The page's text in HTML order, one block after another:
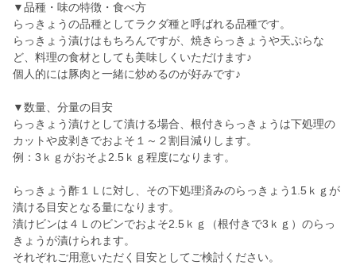
▼品種・味の特徴・食べ方
らっきょうの品種としてラクダ種と呼ばれる品種です。
らっきょう漬けはもちろんですが、焼きらっきょうや天ぷらな
ど、料理の食材としても美味しくいただけます♪
個人的には豚肉と一緒に炒めるのが好みです♪
▼数量、分量の目安
らっきょう漬けとして漬ける場合、根付きらっきょうは下処理の
カットや皮剥きでおよそ１～２割目減りします。
例：3ｋｇがおそよ2.5ｋｇ程度になります。
らっきょう酢１Ｌに対し、その下処理済みのらっきょう1.5ｋｇが
漬ける目安となる量になります。
漬けビンは４Ｌのビンでおよそ2.5ｋｇ（根付きで3ｋｇ）のらっ
きょうが漬けられます。
それぞれご用意いただく目安としてご検討ください。